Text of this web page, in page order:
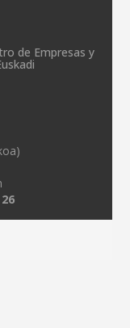
de Empresas y